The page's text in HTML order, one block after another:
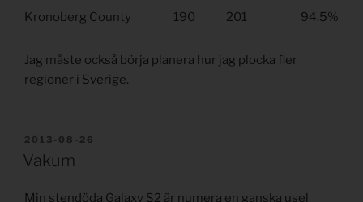
Kronoberg County 190 201 94.5%
Jag måste också börja planera hur jag plocka fler
regioner i Sverige.
PUBLICERAT
2013-08-26
Vakum
Min stendöda Galaxy S2 är numera en ganska usel